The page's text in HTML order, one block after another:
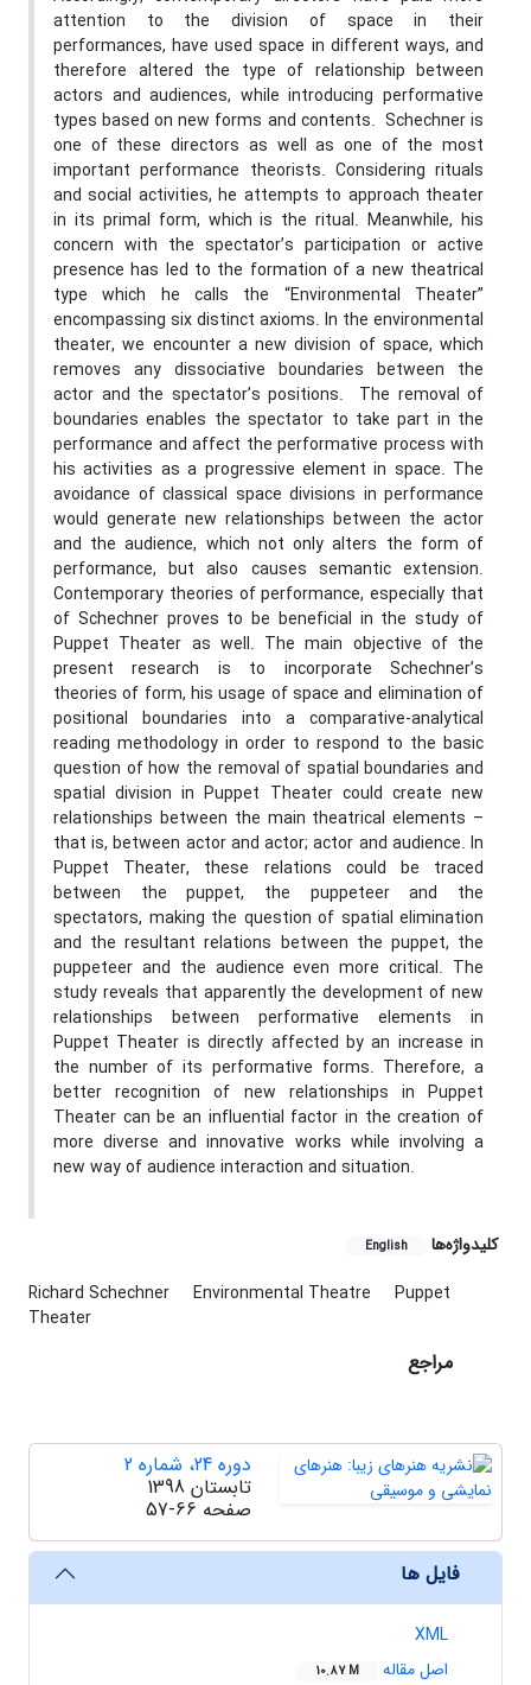
attention to the division of space in their
performances, have used space in different ways, and
therefore altered the type of relationship between
actors and audiences, while introducing performative
types based on new forms and contents. Schechner is
one of these directors as well as one of the most
important performance theorists. Considering rituals
and social activities, he attempts to approach theater
in its primal form, which is the ritual. Meanwhile, his
concern with the spectator’s participation or active
presence has led to the formation of a new theatrical
type which he calls the “Environmental Theater”
encompassing six distinct axioms. In the environmental
theater, we encounter a new division of space, which
removes any dissociative boundaries between the
actor and the spectator’s positions. The removal of
boundaries enables the spectator to take part in the
performance and affect the performative process with
his activities as a progressive element in space. The
avoidance of classical space divisions in performance
would generate new relationships between the actor
and the audience, which not only alters the form of
performance, but also causes semantic extension.
Contemporary theories of performance, especially that
of Schechner proves to be beneficial in the study of
Puppet Theater as well. The main objective of the
present research is to incorporate Schechner’s
theories of form, his usage of space and elimination of
positional boundaries into a comparative-analytical
reading methodology in order to respond to the basic
question of how the removal of spatial boundaries and
spatial division in Puppet Theater could create new
relationships between the main theatrical elements –
that is, between actor and actor; actor and audience. In
Puppet Theater, these relations could be traced
between the puppet, the puppeteer and the
spectators, making the question of spatial elimination
and the resultant relations between the puppet, the
puppeteer and the audience even more critical. The
study reveals that apparently the development of new
relationships between performative elements in
Puppet Theater is directly affected by an increase in
the number of its performative forms. Therefore, a
better recognition of new relationships in Puppet
Theater can be an influential factor in the creation of
more diverse and innovative works while involving a
new way of audience interaction and situation.
کلیدواژه‌ها English
Richard Schechner Environmental Theatre
Puppet
Theater
مراجع
دوره 24، شماره 2
تابستان 1398
صفحه 57-66
فایل ها
XML
اصل مقاله
10.87 M